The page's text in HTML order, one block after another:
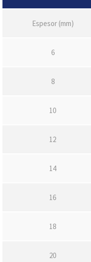
Espesor (mm)
6
8
10
12
14
16
18
20